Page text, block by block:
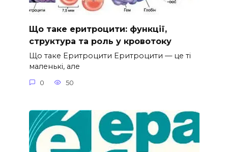
Що таке еритроцити: функції,
структура та роль у кровотоку
Що таке Еритроцити Еритроцити — це ті
маленькі, але
0 50